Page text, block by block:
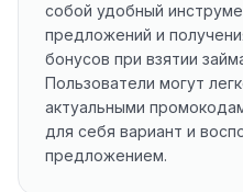
собой удобный
предложений и
бонусов при взятии
Пользователи могут
актуальными
для себя вариант и
предложением.